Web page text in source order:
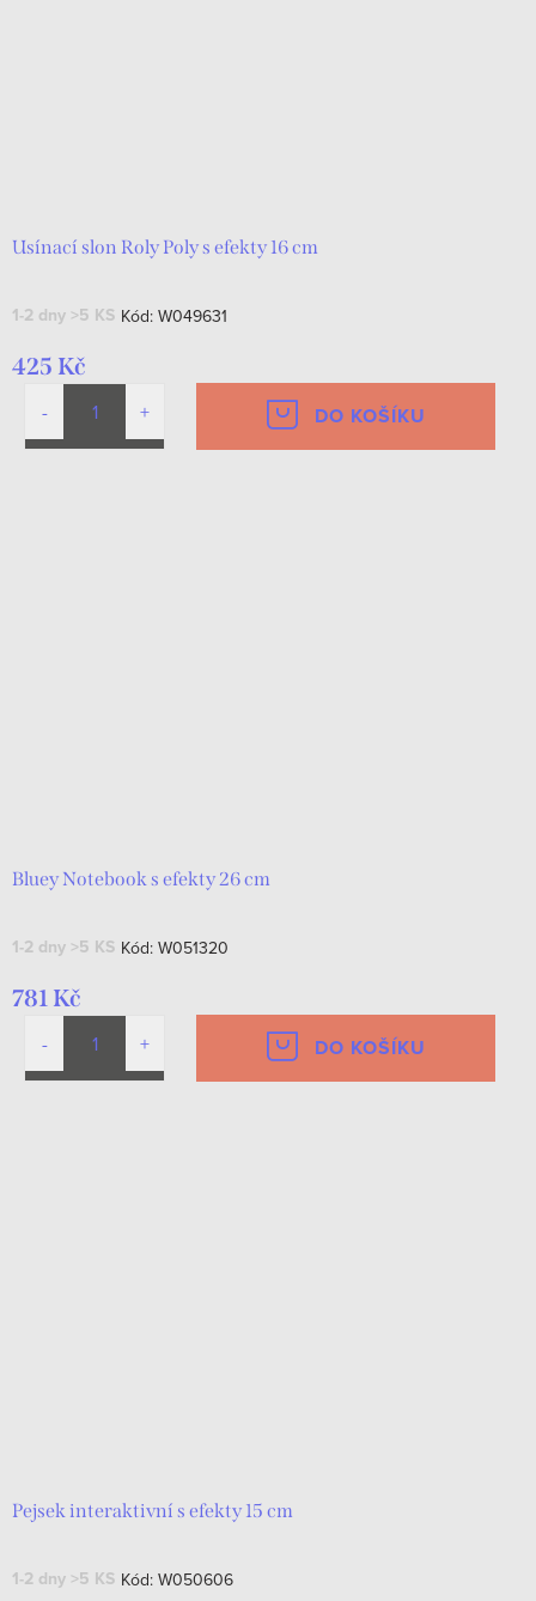
Usínací slon Roly Poly s efekty 16 cm
1-2 dny >5 KS Kód: W049631
425 Kč
DO KOŠÍKU
Bluey Notebook s efekty 26 cm
1-2 dny >5 KS Kód: W051320
781 Kč
DO KOŠÍKU
Pejsek interaktivní s efekty 15 cm
1-2 dny >5 KS Kód: W050606